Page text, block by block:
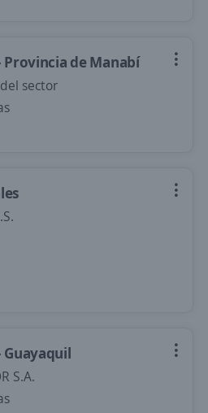
de Manabí
sector
Guayaquil
S.A.